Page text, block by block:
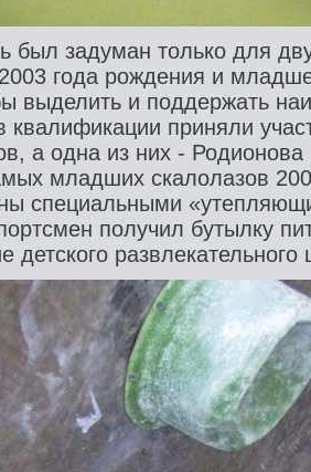
был задуман только для
года рождения и
выделить и поддержать
квалификации приняли
а одна из них -
младших скалолазов
специальными
получил бутылку
детского